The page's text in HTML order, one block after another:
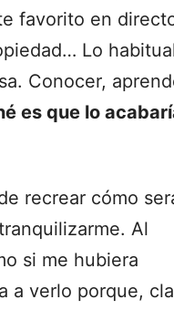
favorito en
Lo
Conocer,
es que lo
recrear cómo
Al
si me hubiera
a verlo porque,